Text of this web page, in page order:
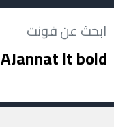
AJannat lt bold